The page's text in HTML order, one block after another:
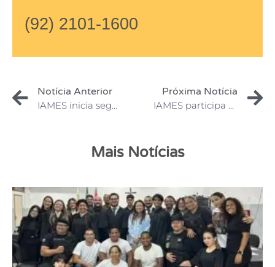
(92) 2101-1600
Notícia Anterior
IAMES inicia segundo Estágio Supervisionado em Núcleo de Práticas Jurídicas
Próxima Notícia
IAMES participa de Ação Social no Centro de Apoio Social João Evangelista
Mais Notícias